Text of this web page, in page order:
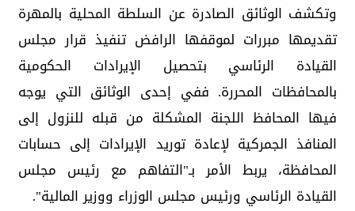
وتكشف الوثائق الصادرة عن السلطة المحلية بالمهرة
تقديمها مبررات لموقفها الرافض تنفيذ قرار مجلس
القيادة الرئاسي بتحصيل الإيرادات الحكومية
بالمحافظات المحررة. ففي إحدى الوثائق التي يوجه
فيها المحافظ اللجنة المشكلة من قبله للنزول إلى
المنافذ الجمركية لإعادة توريد الإيرادات إلى حسابات
المحافظة، يربط الأمر بـ"التفاهم مع رئيس مجلس
القيادة الرئاسي ورئيس مجلس الوزراء ووزير المالية".